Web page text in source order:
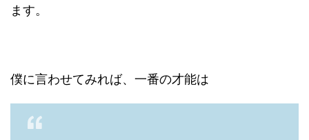
ます。
僕に言わせてみれば、一番の才能は